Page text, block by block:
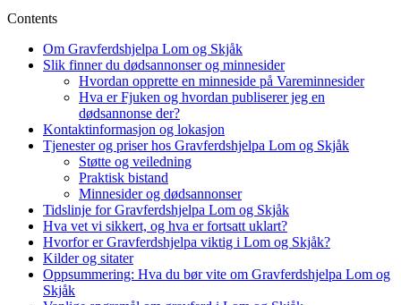
Contents
Om Gravferdshjelpa Lom og Skjåk
Slik finner du dødsannonser og minnesider
Hvordan opprette en minneside på Vareminnesider
Hva er Fjuken og hvordan publiserer jeg en
dødsannonse der?
Kontaktinformasjon og lokasjon
Tjenester og priser hos Gravferdshjelpa Lom og Skjåk
Støtte og veiledning
Praktisk bistand
Minnesider og dødsannonser
Tidslinje for Gravferdshjelpa Lom og Skjåk
Hva vet vi sikkert, og hva er fortsatt uklart?
Hvorfor er Gravferdshjelpa viktig i Lom og Skjåk?
Kilder og sitater
Oppsummering: Hva du bør vite om Gravferdshjelpa Lom og
Skjåk